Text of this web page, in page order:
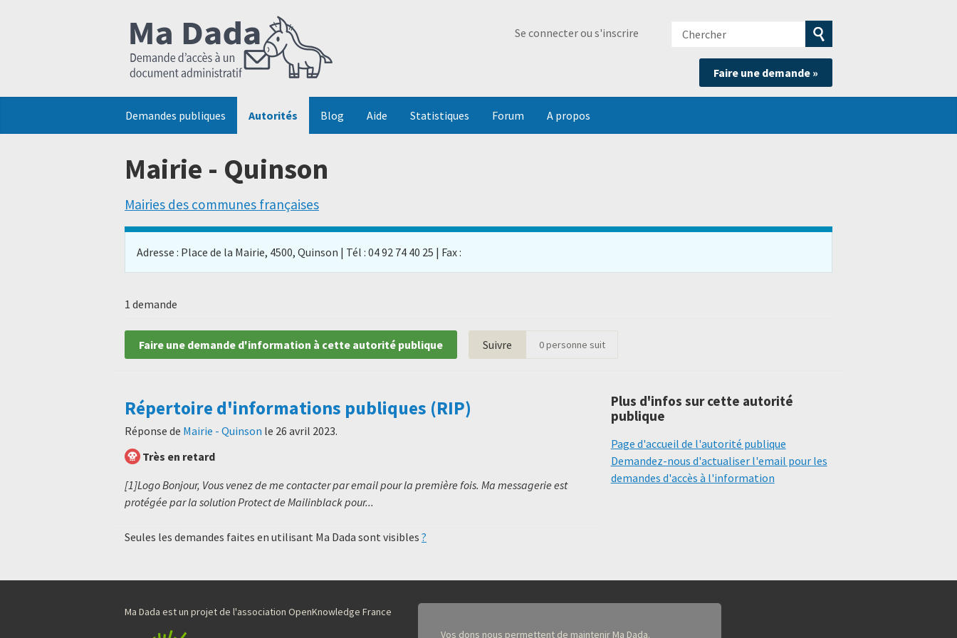
Se connecter ou s'inscrire
Chercher
Soumettre
la
recherche
Faire une demande »
Demandes publiques Autorités Blog Aide Statistiques Forum A propos
Mairie - Quinson
Mairies des communes françaises
Adresse : Place de la Mairie, 4500, Quinson | Tél : 04 92 74 40 25 | Fax :
1 demande
Faire une demande d'information à cette autorité publique Suivre 0personne suit
Répertoire d'informations publiques (RIP)
Réponse de Mairie - Quinson le 26 avril 2023.
Très en retard
[1]Logo Bonjour, Vous venez de me contacter par email pour la première fois. Ma messagerie est
protégée par la solution Protect de Mailinblack pour...
Seules les demandes faites en utilisant Ma Dada sont visibles ?
Plus d'infos sur cette autorité
publique
Page d'accueil de l'autorité publique
Demandez-nous d'actualiser l'email pour les
demandes d'accès à l'information
Ma Dada est un projet de l'association OpenKnowledge France
Vos dons nous permettent de maintenir Ma Dada.